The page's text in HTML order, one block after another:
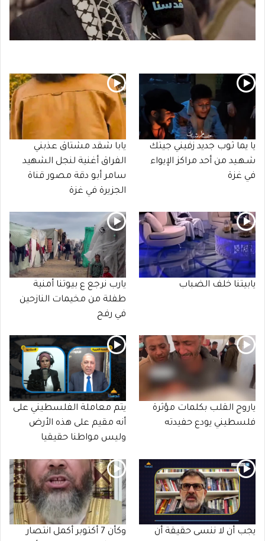
يا يما ثوب جديد زفيني جيتك
شـهـيد من أحد مراكز الإيواء
في غزة
يابا شقد مشتاق عذبني
الفراق أغنية لنجل الشهيد
سامر أبو دقة مصور قناة
الجزيرة في غزة
يابيتنا خلف الضباب
يارب نرجع ع بيوتنا أمنية
طفلة من مخيمات النازحين
في رفح
ياروح القلب بكلمات مؤثرة
فلسطيني يودع حفيدته
يتم معاملة الفلسطيني على
أنه مقيم على هذه الأرض
وليس مواطنا حقيقيا
يجب أن لا ننسى حقيقة أن
وكأن 7 أكتوبر أكمل انتصار